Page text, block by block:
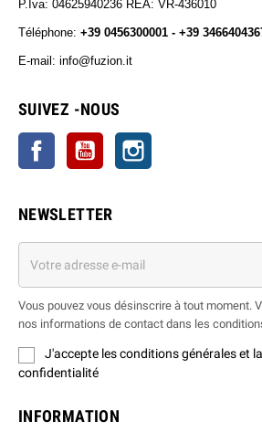
P.Iva: 04625940236 REA: VR-436010
Téléphone: +39 0456300001 - +39
E-mail: info@fuzion.it
SUIVEZ -NOUS
Facebook YouTube
NEWSLETTER
Vous pouvez vous désinscrire à tout moment.
nos informations de contact dans les
J'accepte les conditions générales et
confidentialité
INFORMATION